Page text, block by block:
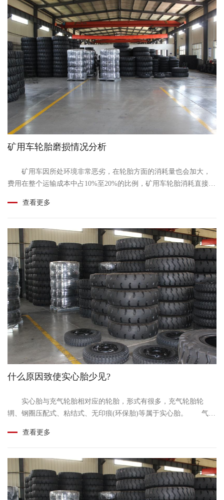
矿用车轮胎磨损情况分析
用车因所处环境非常恶劣，在轮胎方面的消耗量也会加大，
费用在整个运输成本中占10%至20%的比例，矿用车轮胎消耗直接关
查看更多
什么原因致使实心胎少见?
心胎与充气轮胎相对应的轮胎，形式有很多，充气轮胎轮
辋、钢圈压配式、粘结式、无印痕(环保胎)等属于实心胎。 气轮
查看更多